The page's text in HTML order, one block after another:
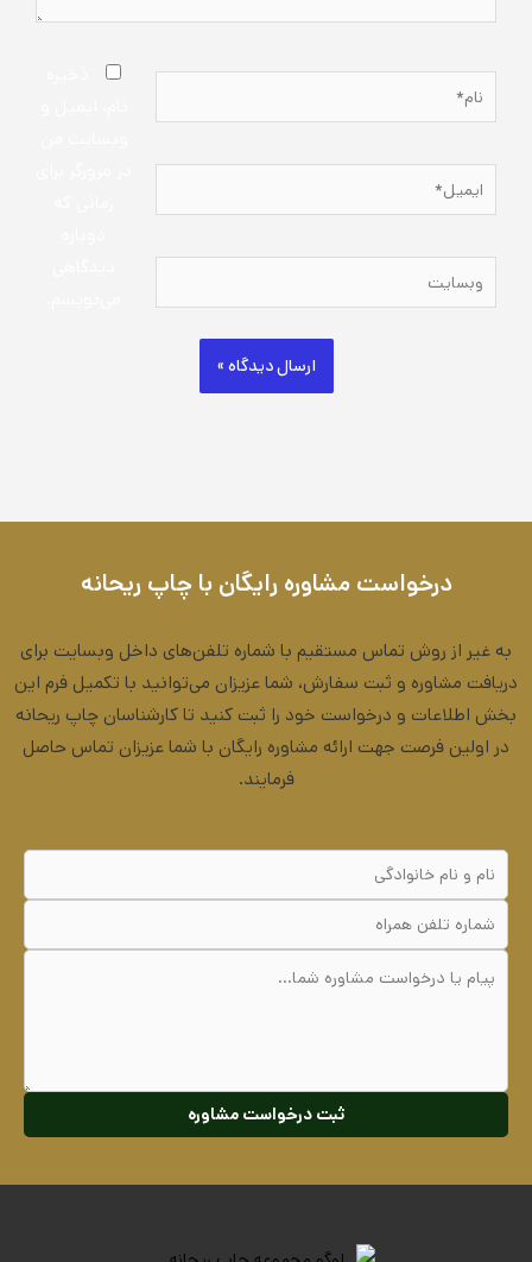
نام*
ایمیل*
وبسایت
درخواست مشاوره رایگان با چاپ ریحانه
به غیر از روش تماس مستقیم با شماره تلفن‌های داخل وبسایت برای
دریافت مشاوره و ثبت سفارش، شما عزیزان می‌توانید با تکمیل فرم این
بخش اطلاعات و درخواست خود را ثبت کنید تا کارشناسان چاپ ریحانه
در اولین فرصت جهت ارائه مشاوره رایگان با شما عزیزان تماس حاصل
فرمایند.
ثبت درخواست مشاوره